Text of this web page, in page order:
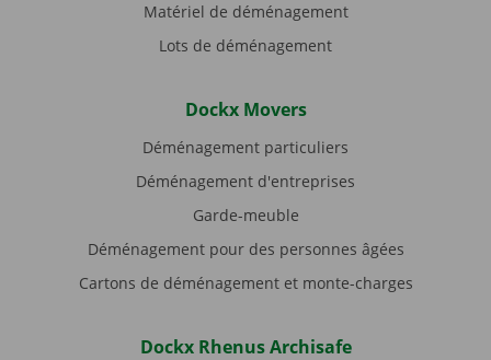
Matériel de déménagement
Lots de déménagement
Dockx Movers
Déménagement particuliers
Déménagement d'entreprises
Garde-meuble
Déménagement pour des personnes âgées
Cartons de déménagement et monte-charges
Dockx Rhenus Archisafe